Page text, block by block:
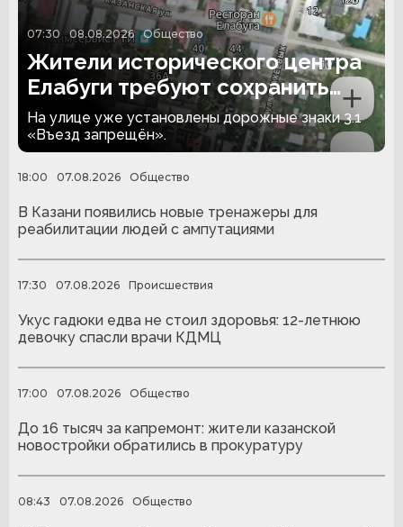
07:30 08.08.2026 Общество
Жители исторического центра
Елабуги требуют сохранить
проезд по улице Казанской
На улице уже установлены дорожные знаки 3.1
«Въезд запрещён».
18:00 07.08.2026 Общество
В Казани появились новые тренажеры для
реабилитации людей с ампутациями
17:30 07.08.2026 Происшествия
Укус гадюки едва не стоил здоровья: 12-летнюю
девочку спасли врачи КДМЦ
17:00 07.08.2026 Общество
До 16 тысяч за капремонт: жители казанской
новостройки обратились в прокуратуру
08:43 07.08.2026 Общество